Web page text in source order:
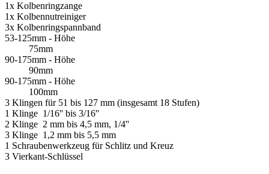
1x Kolbenringzange
1x Kolbennutreiniger
3x Kolbenringspannband
53-125mm - Höhe
75mm
90-175mm - Höhe
90mm
90-175mm - Höhe
100mm
3 Klingen für 51 bis 127 mm (insgesamt 18 Stufen)
1 Klinge 1/16'' bis 3/16''
2 Klinge 2 mm bis 4,5 mm, 1/4''
3 Klinge 1,2 mm bis 5,5 mm
1 Schraubenwerkzeug für Schlitz und Kreuz
3 Vierkant-Schlüssel